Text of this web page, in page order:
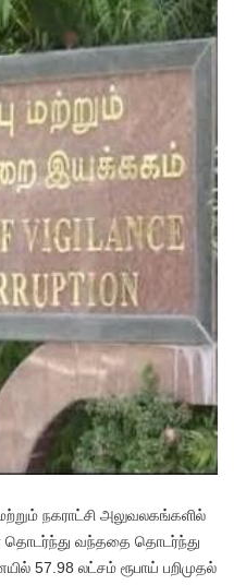
நகராட்சி அலுவலகங்களில்
தொடர்ந்து வந்ததை தொடர்ந்து
57.98 லட்சம் ரூபாய் பறிமுதல்